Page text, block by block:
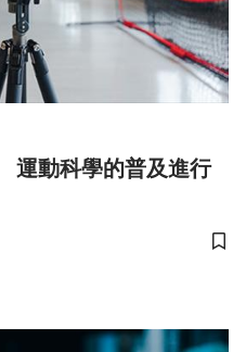
運動科學的普及進行
儲